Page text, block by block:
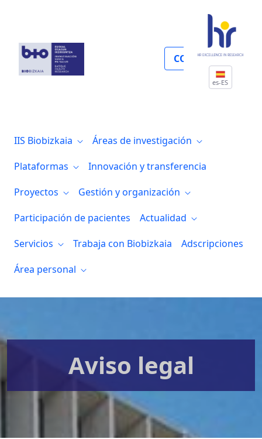
COLABORA
es-ES
IIS Biobizkaia
Áreas de investigación
Plataformas
Innovación y transferencia
Proyectos
Gestión y organización
Participación de pacientes
Actualidad
Servicios
Trabaja con Biobizkaia
Adscripciones
Área personal
Aviso legal